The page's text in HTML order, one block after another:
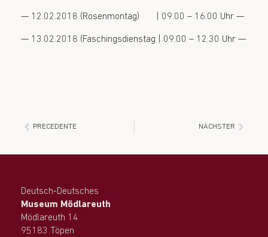
— 12.02.2018 (Rosenmontag) | 09.00 – 16.00 Uhr —
— 13.02.2018 (Faschingsdienstag | 09.00 – 12.30 Uhr —
PRECEDENTE NÄCHSTER
Deutsch-Deutsches
Museum Mödlareuth
Mödlareuth 14
95183 Töpen